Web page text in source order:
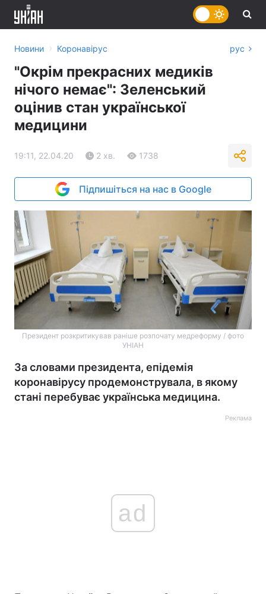
Новини › Коронавірус рус
"Окрім прекрасних медиків
нічого немає": Зеленський
оцінив стан української
медицини
19:11, 22.04.20 2 хв. 1738
Підпишіться на нас в Google
Президент розкритикував раніше розпочату медреформу / фото
УНІАН
За словами президента, епідемія
коронавірусу продемонструвала, в якому
стані перебуває українська медицина.
Реклама
ad